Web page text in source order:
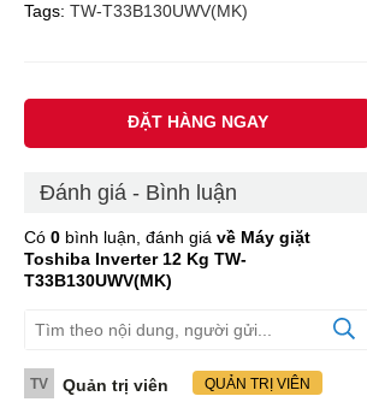
Tags: TW-T33B130UWV(MK)
ĐẶT HÀNG NGAY
Đánh giá - Bình luận
Có 0 bình luận, đánh giá về Máy giặt
Toshiba Inverter 12 Kg TW-
T33B130UWV(MK)
TV Quản trị viên QUẢN TRỊ VIÊN